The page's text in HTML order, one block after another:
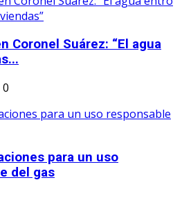
Coronel Suárez: “El agua
0
para un uso
del gas